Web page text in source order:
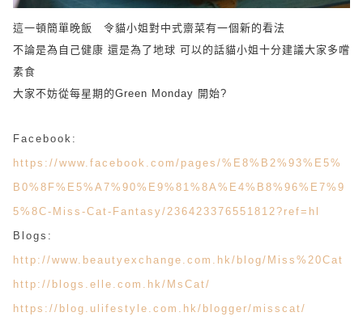
這一頓簡單晚飯 令貓小姐對中式齋菜有一個新的看法
不論是為自己健康 還是為了地球 可以的話貓小姐十分建議大家多嚐
素食
大家不妨從每星期的Green Monday 開始?
Facebook:
https://www.facebook.com/pages/%E8%B2%93%E5%
B0%8F%E5%A7%90%E9%81%8A%E4%B8%96%E7%9
5%8C-Miss-Cat-Fantasy/236423376551812?ref=hl
Blogs:
http://www.beautyexchange.com.hk/blog/Miss%20Cat
http://blogs.elle.com.hk/MsCat/
https://blog.ulifestyle.com.hk/blogger/misscat/